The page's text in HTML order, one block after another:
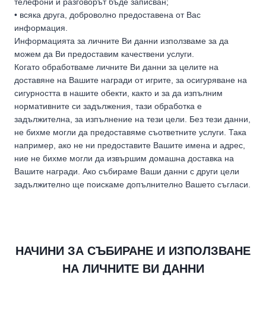
• всяка друга, доброволно предоставена от Вас
информация.
Информацията за личните Ви данни използваме за да
можем да Ви предоставим качествени услуги.
Когато обработваме личните Ви данни за целите на
доставяне на Вашите награди от игрите, за осигуряване на
сигурността в нашите обекти, както и за да изпълним
нормативните си задължения, тази обработка е
задължителна, за изпълнение на тези цели. Без тези данни,
не бихме могли да предоставяме съответните услуги. Така
например, ако не ни предоставите Вашите имена и адрес,
ние не бихме могли да извършим домашна доставка на
Вашите награди. Ако събираме Ваши данни с други цели
задължително ще поискаме допълнително Вашето съгласи.
НАЧИНИ ЗА СЪБИРАНЕ И ИЗПОЛЗВАНЕ
НА ЛИЧНИТЕ ВИ ДАННИ